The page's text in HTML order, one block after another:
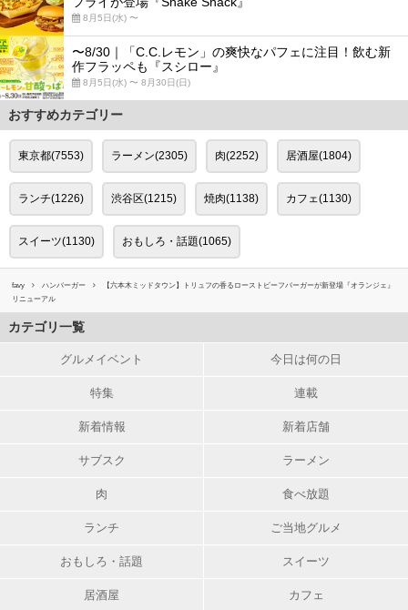
8月5日(水) 〜
〜8/30｜「C.C.レモン」の爽快なパフェに注目！飲む新
作フラッペも『スシロー』
8月5日(水) 〜 8月30日(日)
おすすめカテゴリー
東京都(7553) ラーメン(2305) 肉(2252) 居酒屋(1804)
ランチ(1226) 渋谷区(1215) 焼肉(1138) カフェ(1130)
スイーツ(1130) おもしろ・話題(1065)
favy ハンバーガー
【六本木ミッドタウン】トリュフの香るローストビーフバーガーが新登場『オランジェ』
リニューアル
カテゴリ一覧
グルメイベント 今日は何の日
特集 連載
新着情報 新着店舗
サブスク ラーメン
肉 食べ放題
ランチ ご当地グルメ
おもしろ・話題 スイーツ
居酒屋 カフェ